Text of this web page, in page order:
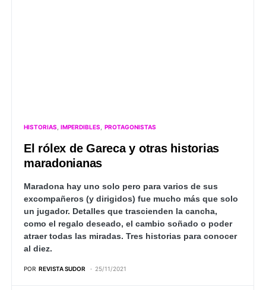
HISTORIAS IMPERDIBLES PROTAGONISTAS
El rólex de Gareca y otras historias
maradonianas
Maradona hay uno solo pero para varios de sus
excompañeros (y dirigidos) fue mucho más que solo
un jugador. Detalles que trascienden la cancha,
como el regalo deseado, el cambio soñado o poder
atraer todas las miradas. Tres historias para conocer
al diez.
POR REVISTA SUDOR 25/11/2021